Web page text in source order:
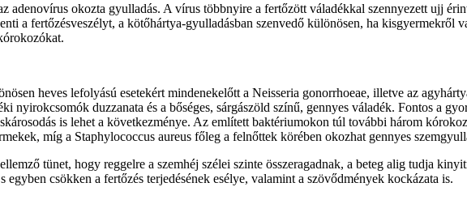
adenovírus okozta gyulladás. A vírus többnyire a fertőzött váladékkal szennyezett ujj
a fertőzésveszélyt, a kötőhártya-gyulladásban szenvedő különösen, ha kisgyermekről
heves lefolyású esetekért mindenekelőtt a Neisseria gonorrhoeae, illetve az
nyirokcsomók duzzanata és a bőséges, sárgászöld színű, gennyes váladék. Fontos a
is lehet a következménye. Az említett baktériumokon túl további három
míg a Staphylococcus aureus főleg a felnőttek körében okozhat gennyes
tünet, hogy reggelre a szemhéj szélei szinte összeragadnak, a beteg alig tudja
csökken a fertőzés terjedésének esélye, valamint a szövődmények kockázata is.